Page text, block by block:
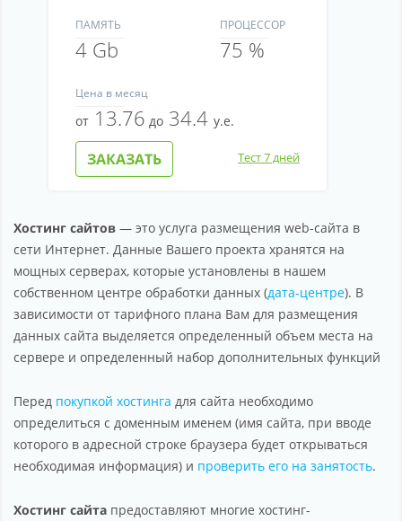
ПАМЯТЬ
4 Gb
ПРОЦЕССОР
75 %
Цена в месяц
от 13.76 до 34.4 у.е.
ЗАКАЗАТЬ Тест 7 дней
Хостинг сайтов — это услуга размещения web-сайта в
сети Интернет. Данные Вашего проекта хранятся на
мощных серверах, которые установлены в нашем
собственном центре обработки данных (дата-центре). В
зависимости от тарифного плана Вам для размещения
данных сайта выделяется определенный объем места на
сервере и определенный набор дополнительных функций
Перед покупкой хостинга для сайта необходимо
определиться с доменным именем (имя сайта, при вводе
которого в адресной строке браузера будет открываться
необходимая информация) и проверить его на занятость.
Хостинг сайта предоставляют многие хостинг-